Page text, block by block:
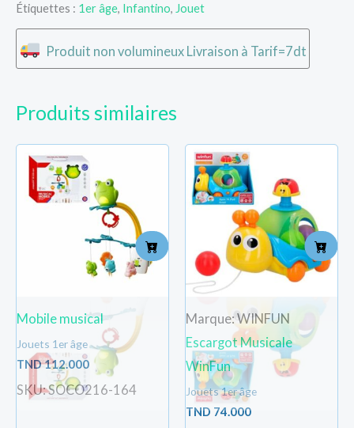
Étiquettes : 1er âge, Infantino, Jouet
Produit non volumineux Livraison à Tarif=7dt
Produits similaires
Mobile musical
Jouets 1er âge
TND112.000
SKU: SOCO216-164
Marque: WINFUN
Escargot Musicale
WinFun
Jouets 1er âge
TND 74.000